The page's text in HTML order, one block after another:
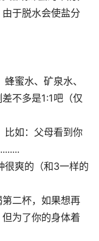
于脱水会使盐分
蜜水、矿泉水、
不多是1:1吧（仅
比如：父母看到你
很爽的（和3一样的
二杯，如果想再
为了你的身体着